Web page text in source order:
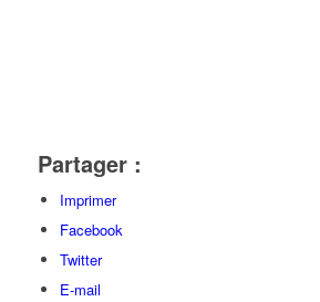
Partager :
Imprimer
Facebook
Twitter
E-mail